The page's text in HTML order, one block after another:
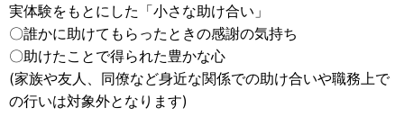
実体験をもとにした「小さな助け合い」
〇誰かに助けてもらったときの感謝の気持ち
〇助けたことで得られた豊かな心
(家族や友人、同僚など身近な関係での助け合いや職務上で
の行いは対象外となります)